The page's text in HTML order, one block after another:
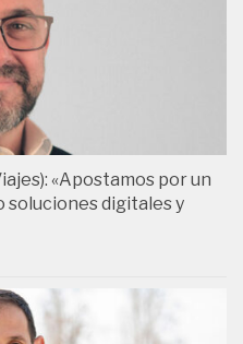
«Apostamos por un
soluciones digitales y